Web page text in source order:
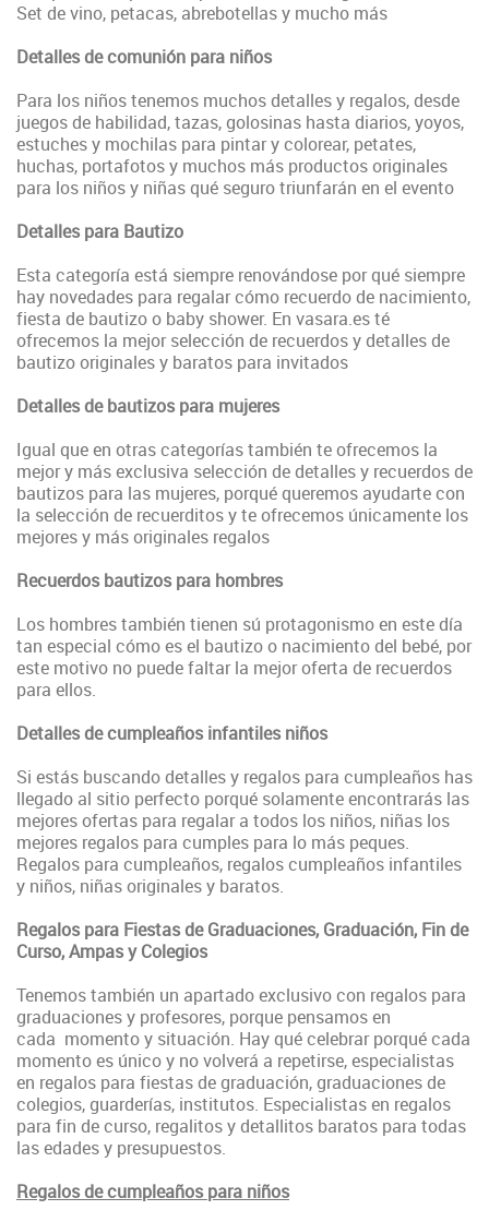
Set de vino, petacas, abrebotellas y mucho más
Detalles de comunión para niños
Para los niños tenemos muchos detalles y regalos, desde
juegos de habilidad, tazas, golosinas hasta diarios, yoyos,
estuches y mochilas para pintar y colorear, petates,
huchas, portafotos y muchos más productos originales
para los niños y niñas qué seguro triunfarán en el evento
Detalles para Bautizo
Esta categoría está siempre renovándose por qué siempre
hay novedades para regalar cómo recuerdo de nacimiento,
fiesta de bautizo o baby shower. En vasara.es té
ofrecemos la mejor selección de recuerdos y detalles de
bautizo originales y baratos para invitados
Detalles de bautizos para mujeres
Igual que en otras categorías también te ofrecemos la
mejor y más exclusiva selección de detalles y recuerdos de
bautizos para las mujeres, porqué queremos ayudarte con
la selección de recuerditos y te ofrecemos únicamente los
mejores y más originales regalos
Recuerdos bautizos para hombres
Los hombres también tienen sú protagonismo en este día
tan especial cómo es el bautizo o nacimiento del bebé, por
este motivo no puede faltar la mejor oferta de recuerdos
para ellos.
Detalles de cumpleaños infantiles niños
Si estás buscando detalles y regalos para cumpleaños has
llegado al sitio perfecto porqué solamente encontrarás las
mejores ofertas para regalar a todos los niños, niñas los
mejores regalos para cumples para lo más peques.
Regalos para cumpleaños, regalos cumpleaños infantiles
y niños, niñas originales y baratos.
Regalos para Fiestas de Graduaciones, Graduación, Fin de
Curso, Ampas y Colegios
Tenemos también un apartado exclusivo con regalos para
graduaciones y profesores, porque pensamos en
cada momento y situación. Hay qué celebrar porqué cada
momento es único y no volverá a repetirse, especialistas
en regalos para fiestas de graduación, graduaciones de
colegios, guarderías, institutos. Especialistas en regalos
para fin de curso, regalitos y detallitos baratos para todas
las edades y presupuestos.
Regalos de cumpleaños para niños